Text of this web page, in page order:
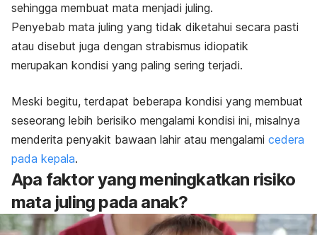
sehingga membuat mata menjadi juling.
Penyebab mata juling yang tidak diketahui secara pasti
atau disebut juga dengan strabismus idiopatik
merupakan kondisi yang paling sering terjadi.
Meski begitu, terdapat beberapa kondisi yang membuat
seseorang lebih berisiko mengalami kondisi ini, misalnya
menderita penyakit bawaan lahir atau mengalami cedera
pada kepala.
Apa faktor yang meningkatkan risiko
mata juling pada anak?